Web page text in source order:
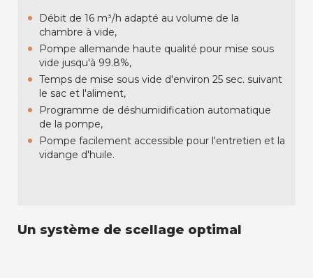
Débit de 16 m³/h adapté au volume de la
chambre à vide,
Pompe allemande haute qualité pour mise sous
vide jusqu'à 99.8%,
Temps de mise sous vide d'environ 25 sec. suivant
le sac et l'aliment,
Programme de déshumidification automatique
de la pompe,
Pompe facilement accessible pour l'entretien et la
vidange d'huile.
Un système de scellage optimal